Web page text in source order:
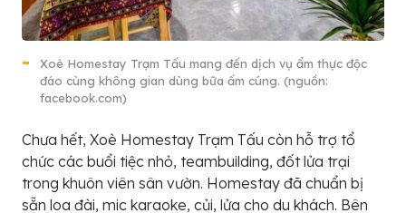
Xoè Homestay Trạm Tấu mang đến dịch vụ ẩm thực độc
đáo cùng không gian dùng bữa ấm cúng. (nguồn:
facebook.com)
Chưa hết, Xoè Homestay Trạm Tấu còn hỗ trợ tổ
chức các buổi tiệc nhỏ, teambuilding, đốt lửa trại
trong khuôn viên sân vườn. Homestay đã chuẩn bị
sẵn loa đài, mic karaoke, củi, lửa cho du khách. Bên